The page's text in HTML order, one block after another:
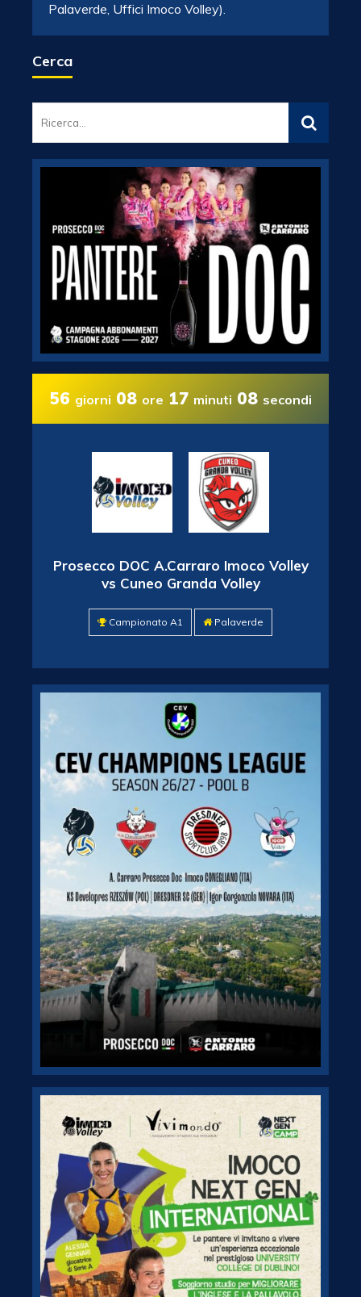
Palaverde, Uffici Imoco Volley).
Cerca
56 giorni 08 ore 17 minuti 07 secondi
Prosecco DOC A.Carraro Imoco Volley
vs Cuneo Granda Volley
Campionato A1 Palaverde